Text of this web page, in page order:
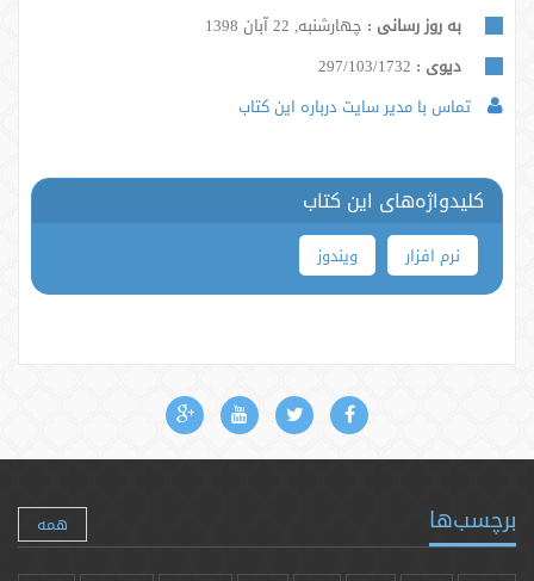
به روز رسانی : چهارشنبه, 22 آبان 1398
دیوی : 297/103/1732
تماس با مدیر سایت درباره این کتاب
کلیدواژه‌های این کتاب
نرم افزار ویندوز
برچسب‌ها همه